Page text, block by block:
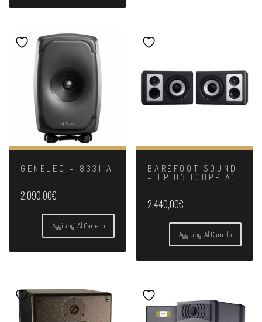
GENELEC – 8331 A
2.090,00€
Aggiungi Al Carrello
BAREFOOT SOUND
– FP 03 (COPPIA)
2.440,00€
Aggiungi Al Carrello